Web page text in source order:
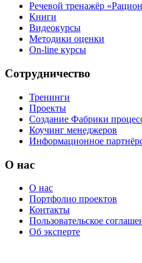
Речевой тренажёр
Книги
Видеокурсы
Методики оценки
On-line курсы
Сотрудничество
Тренинги
Проекты
Создание Фабрики
Коучинг менеджеров
Информационное
О нас
О нас
Портфолио проектов
Контакты
Пользовательское
Об эксперте